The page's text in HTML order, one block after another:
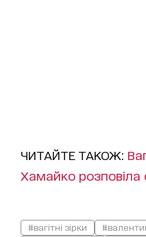
ЧИТАЙТЕ ТАКОЖ:
Хамайко розповіла
#вагітні зірки